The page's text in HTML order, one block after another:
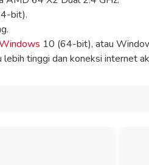
bit).
10 (64-bit), atau
lebih tinggi dan koneksi internet